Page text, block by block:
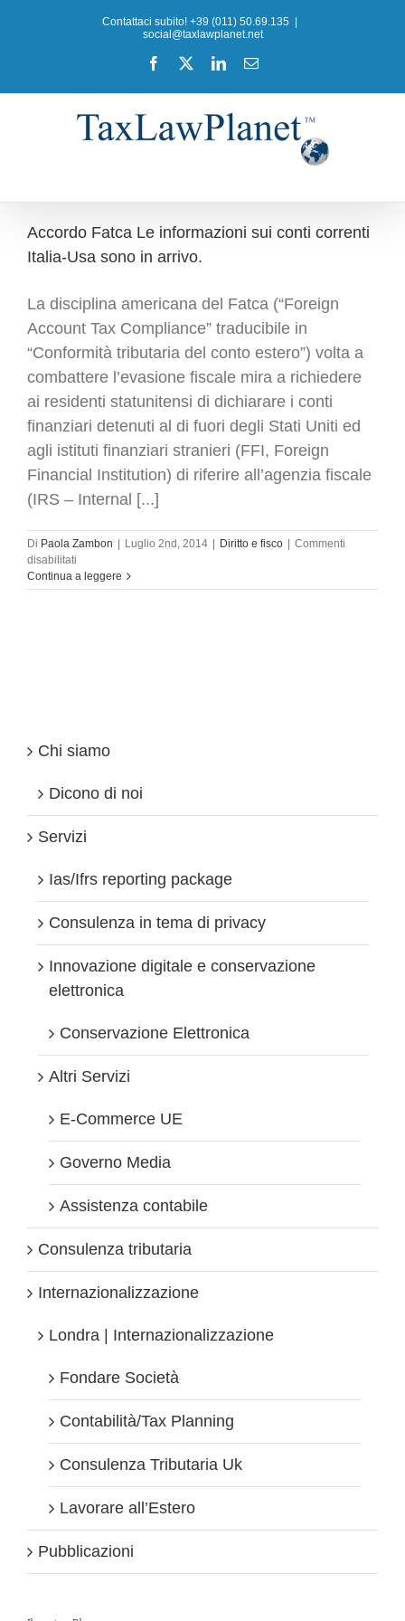
Contattaci subito! +39 (011) 50.69.135
social@taxlawplanet.net
Facebook LinkedInEmail
Accordo Fatca Le informazioni sui conti correnti
Italia-Usa sono in arrivo.
La disciplina americana del Fatca (“Foreign
Account Tax Compliance” traducibile in
“Conformità tributaria del conto estero”) volta a
combattere l’evasione fiscale mira a richiedere
ai residenti statunitensi di dichiarare i conti
finanziari detenuti al di fuori degli Stati Uniti ed
agli istituti finanziari stranieri (FFI, Foreign
Financial Institution) di riferire all’agenzia fiscale
(IRS – Internal [...]
Di Paola Zambon Luglio 2nd, 2014 Diritto e fisco
Commenti
disabilitati
Accordo
Fatca
arrivo.
Continua a leggere
Chi siamo
Dicono di noi
Servizi
Ias/Ifrs reporting package
Consulenza in tema di privacy
Innovazione digitale e conservazione
elettronica
Conservazione Elettronica
Altri Servizi
E-Commerce UE
Governo Media
Assistenza contabile
Consulenza tributaria
Internazionalizzazione
Londra | Internazionalizzazione
Fondare Società
Contabilità/Tax Planning
Consulenza Tributaria Uk
Lavorare all’Estero
Pubblicazioni